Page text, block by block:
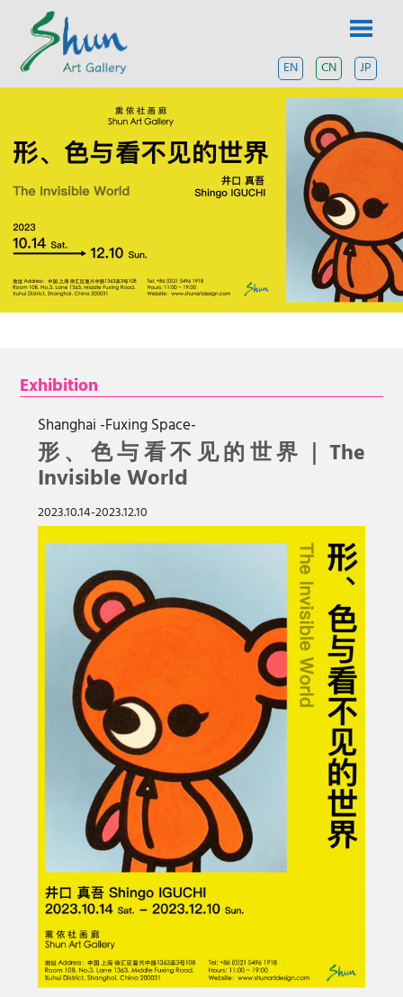
content
GALLERY
设
在
和
东
的
代
艺
术
画
廊。
EN JP
CN
Exhibition
Shanghai -Fuxing Space-
形、色与看不见的世界｜The
Invisible World
2023.10.14-2023.12.10